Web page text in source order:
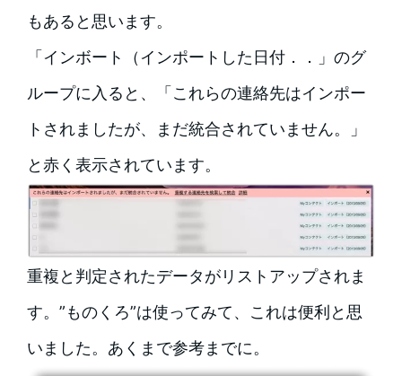
もあると思います。
「インボート（インポートした日付．．」のグ
ループに入ると、「これらの連絡先はインポー
トされましたが、まだ統合されていません。」
と赤く表示されています。
重複と判定されたデータがリストアップされま
す。”ものくろ”は使ってみて、これは便利と思
いました。あくまで参考までに。